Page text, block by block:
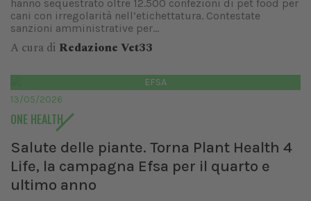
hanno sequestrato oltre 12.500 confezioni di pet food per
cani con irregolarità nell’etichettatura. Contestate
sanzioni amministrative per...
A cura di Redazione Vet33
EFSA
13/05/2026
ONE HEALTH
Salute delle piante. Torna Plant Health 4
Life, la campagna Efsa per il quarto e
ultimo anno